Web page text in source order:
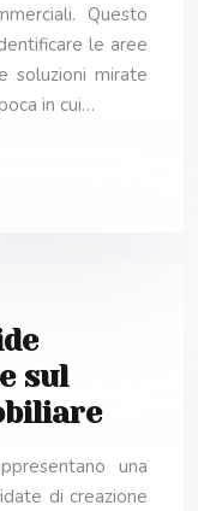
Questo
le aree
soluzioni mirate
in cui…
sul
una
di creazione